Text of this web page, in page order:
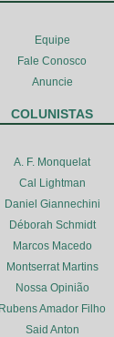
Equipe
Fale Conosco
Anuncie
COLUNISTAS
A. F. Monquelat
Cal Lightman
Daniel Giannechini
Déborah Schmidt
Marcos Macedo
Montserrat Martins
Nossa Opinião
Rubens Amador Filho
Said Anton